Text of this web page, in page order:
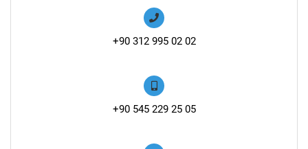
+90 312 995 02 02
+90 545 229 25 05